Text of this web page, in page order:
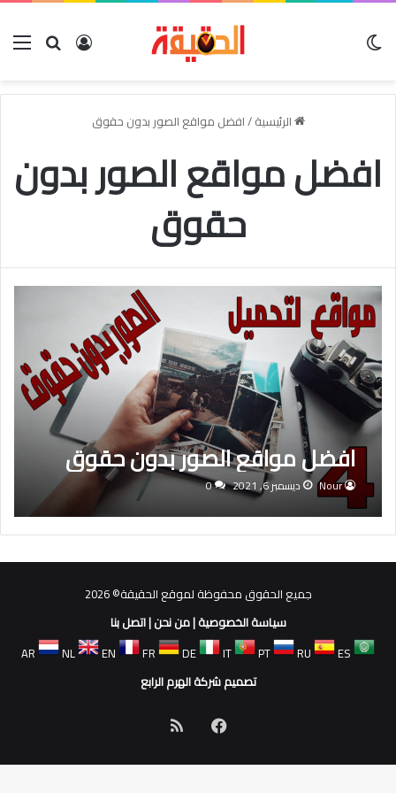
بحث عنتسجيل
الرئيسية/افضل مواقع الصور بدون حقوق
افضل مواقع الصور بدون
حقوق
افضل مواقع الصور بدون حقوق
Nour ديسمبر 6, 2021 0
جميع الحقوق محفوظة لموقع الحقيقة© 2026
سياسة الخصوصية|من نحن|اتصل بنا
AR
NL EN FR DE IT PT RU
ES
تصميم شركة الهرم الرابع
فيسبوك
الموقع